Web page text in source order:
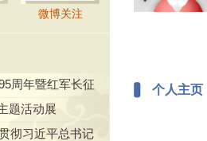
微博关注
周年暨红军长征
题活动展
彻习近平总书记
个人主页